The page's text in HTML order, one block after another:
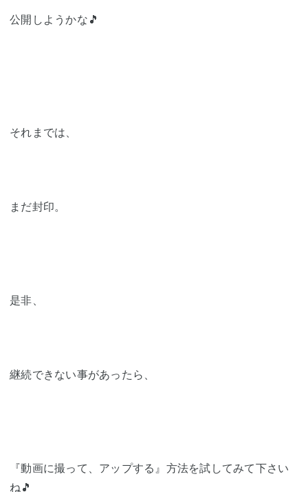
公開しようかな🎵
それまでは、
まだ封印。
是非、
継続できない事があったら、
『動画に撮って、アップする』方法を試してみて下さい
ね🎵